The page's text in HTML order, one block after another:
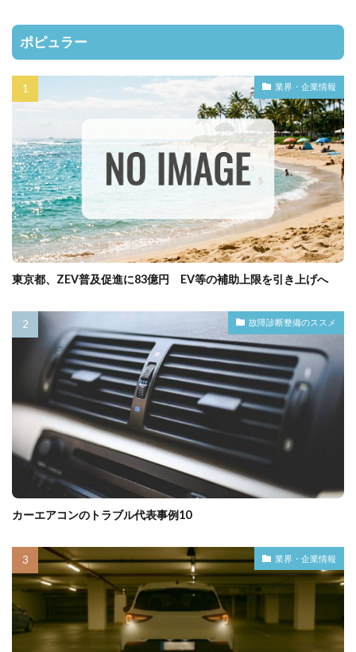
ポピュラー
業界・企業情報
東京都、ZEV普及促進に83億円 EV等の補助上限を引き上げへ
故障診断整備のススメ
カーエアコンのトラブル代表事例10
業界・企業情報